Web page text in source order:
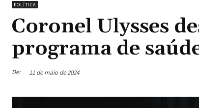
POLÍTICA
Coronel Ulysses
programa de
De: 11 de maio de 2024